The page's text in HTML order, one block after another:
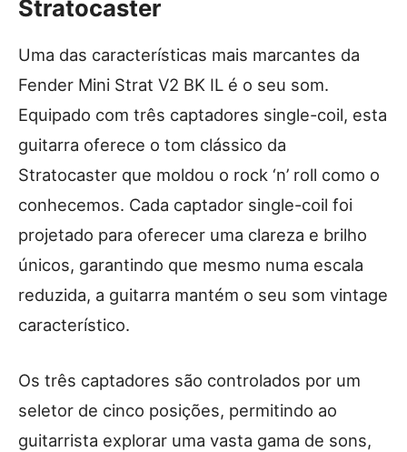
Stratocaster
Uma das características mais marcantes da
Fender Mini Strat V2 BK IL é o seu som.
Equipado com três captadores single-coil, esta
guitarra oferece o tom clássico da
Stratocaster que moldou o rock ‘n’ roll como o
conhecemos. Cada captador single-coil foi
projetado para oferecer uma clareza e brilho
únicos, garantindo que mesmo numa escala
reduzida, a guitarra mantém o seu som vintage
característico.
Os três captadores são controlados por um
seletor de cinco posições, permitindo ao
guitarrista explorar uma vasta gama de sons,